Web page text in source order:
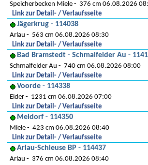
Speicherbecken Miele
376 cm 06.08.2026
Link zur Detail- / Verlaufsseite
Jägerkrug - 114038
Arlau
563 cm 06.08.2026 08:30
Link zur Detail- / Verlaufsseite
Bad Bramstedt - Schmalfelder Au -
Schmalfelder Au
740 cm 06.08.2026 08:00
Link zur Detail- / Verlaufsseite
Voorde - 114338
Eider
1231 cm 06.08.2026 07:00
Link zur Detail- / Verlaufsseite
Meldorf - 114350
Miele
423 cm 06.08.2026 08:40
Link zur Detail- / Verlaufsseite
Arlau-Schleuse BP - 114437
Arlau
376 cm 06.08.2026 08:40